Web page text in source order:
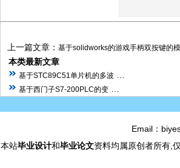
上一篇文章： 基于solidworks的游戏手柄双按键的
本类最新文章
基于STC89C51单片机的多波
基于西门子S7-200PLC的变
Email：
本站毕业设计和毕业论文资料均属原创者所有,